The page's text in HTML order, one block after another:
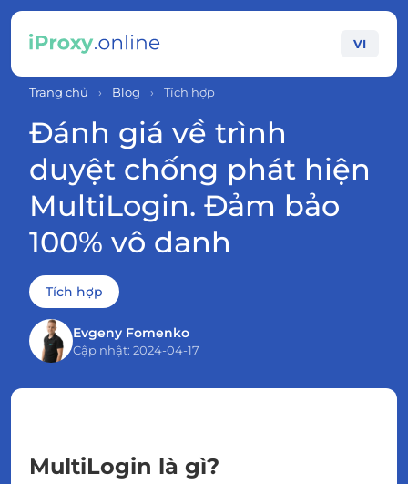
VI
Trang chủ › Blog › Tích hợp
Đánh giá về trình
duyệt chống phát hiện
MultiLogin. Đảm bảo
100% vô danh
Tích hợp
Evgeny Fomenko
Cập nhật: 2024-04-17
MultiLogin là gì?